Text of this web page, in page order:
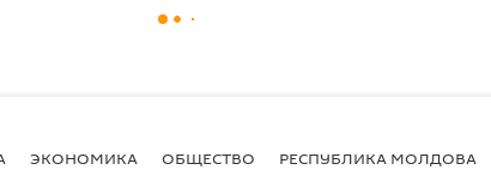
ЭКОНОМИКА ОБЩЕСТВО РЕСПУБЛИКА МОЛДОВА